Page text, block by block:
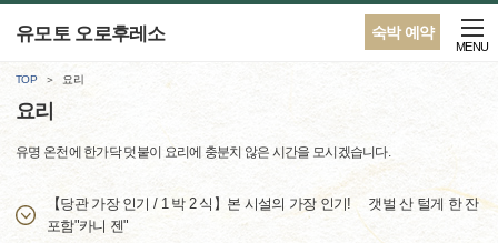
숙박 예약
유모토 오로후레소
MENU
TOP 요리
요리
유명 온천에 한가닥 덧붙이 요리에 충분치 않은 시간을 모시겠습니다.
【당관 가장 인기 / 1 박 2 식】본 시설의 가장 인기! 갯벌 산 털게 한 잔
포함"카니 젠"